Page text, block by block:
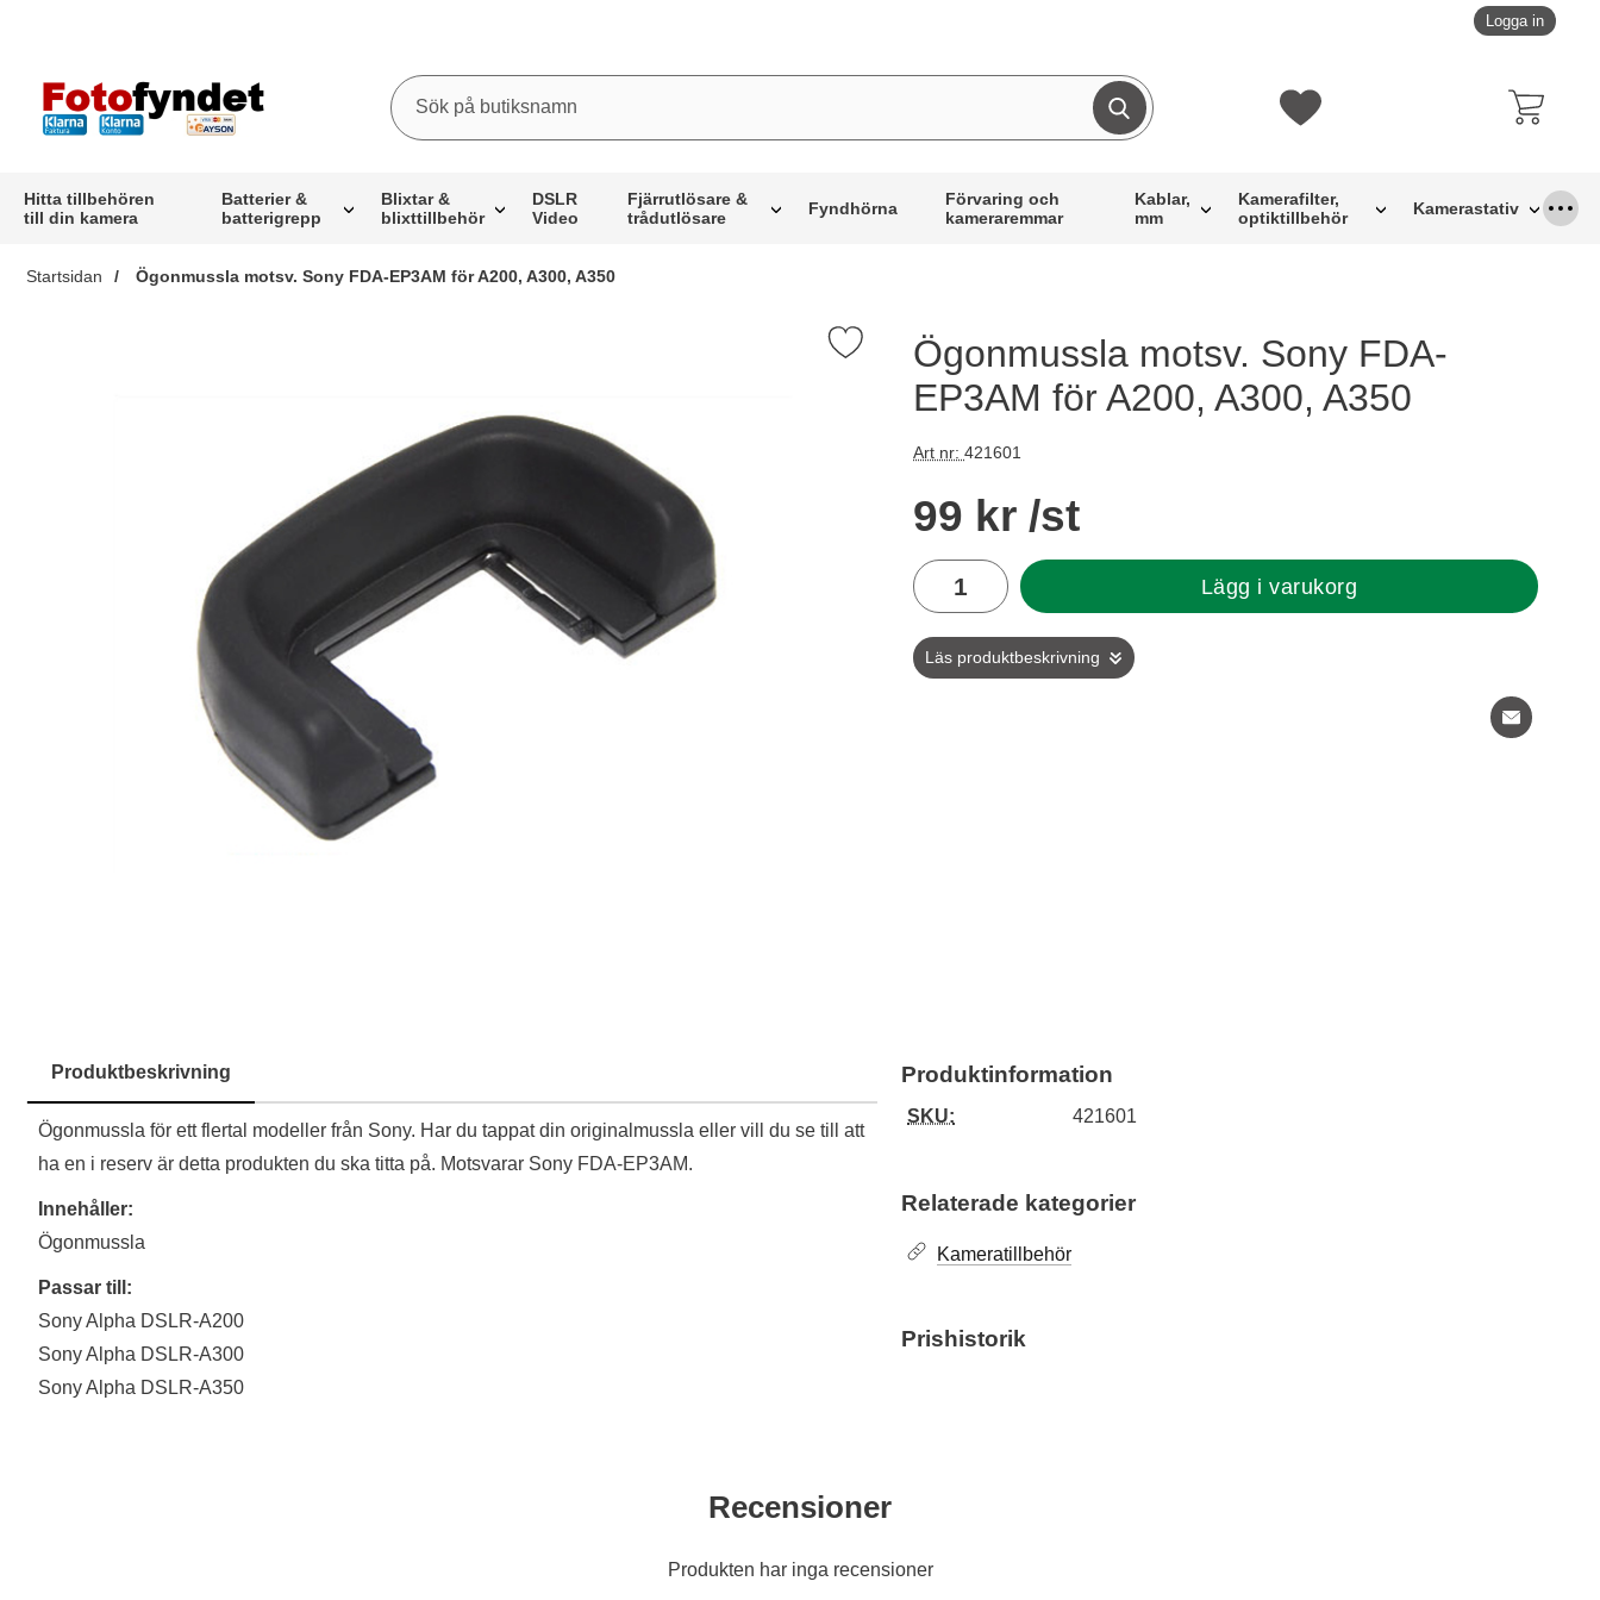
Logga in
Startsidan för butiksnamn
Sök
Sök på butiksnamn
Genomför sökning Mina favoriter
Hitta tillbehören
till din kamera
Batterier &
batterigrepp
Blixtar &
blixttillbehör
DSLR
Video
Fjärrutlösare &
trådutlösare
Fyndhörna
Förvaring och
kameraremmar
Kablar,
mm
Kamerafilter,
optiktillbehör
Kamerastativ
Startsidan Ögonmussla motsv. Sony FDA-EP3AM för A200, A300, A350
Markera Ögonmussla motsv. Sony FDA-EP3AM för A200, A300, A350 som favorit
Ögonmussla motsv. Sony FDA-
EP3AM för A200, A300, A350
Art nr: 421601
pris
99 kr /st
antal
Lägg i varukorg
Läs produktbeskrivning
Produktbeskrivning
Produktbeskrivning
Ögonmussla för ett flertal modeller från Sony. Har du tappat din originalmussla eller vill du se till att
ha en i reserv är detta produkten du ska titta på. Motsvarar Sony FDA-EP3AM.
Innehåller:
Ögonmussla
Passar till:
Sony Alpha DSLR-A200
Sony Alpha DSLR-A300
Sony Alpha DSLR-A350
Produktinformation
SKU: 421601
Relaterade kategorier
Kameratillbehör
Prishistorik
Recensioner
Produkten har inga recensioner